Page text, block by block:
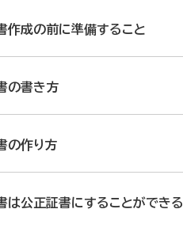
作成の前に準備すること
の書き方
の作り方
は公正証書にすることができる